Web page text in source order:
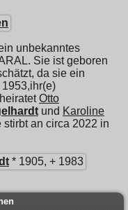
unbekanntes
Sie ist geboren
da sie ein
Otto
und Karoline
stirbt an circa 2022 in
* 1905, + 1983